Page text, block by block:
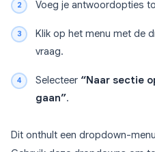
Voeg je antwoordopties
Klik op het menu met de
vraag.
Selecteer “Naar sectie
gaan”.
Dit onthult een dropdown-